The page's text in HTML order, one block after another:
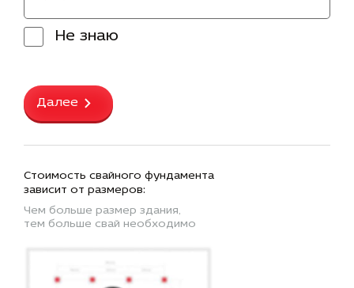
Не знаю
Далее
Стоимость свайного фундамента
зависит от размеров:
Чем больше размер здания,
тем больше свай необходимо